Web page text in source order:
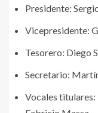
Presidente:
Vicepresidente:
Tesorero: Diego
Secretario:
Vocales titulares: